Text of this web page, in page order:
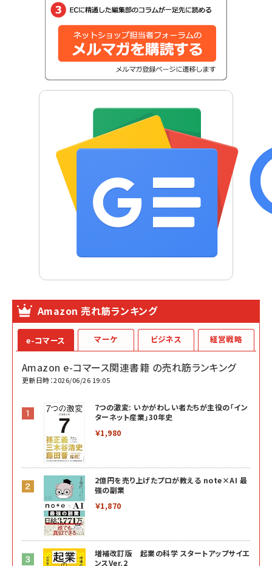
Amazon 売れ筋ランキング
e-コマース
Amazon e-コマース関連書籍 の売れ筋ランキング
更新日時：2026/06/26 19:05
7つの激変: いかがわしい者たちが主役の「イン
ターネット産業」30年史
￥1,980
2億円を売り上げたプロが教える note×AI 最
強の副業
￥1,870
増補改訂版 起業の科学 スタートアップサイエ
ンスVer.2
マーケ ビジネス 経営戦略